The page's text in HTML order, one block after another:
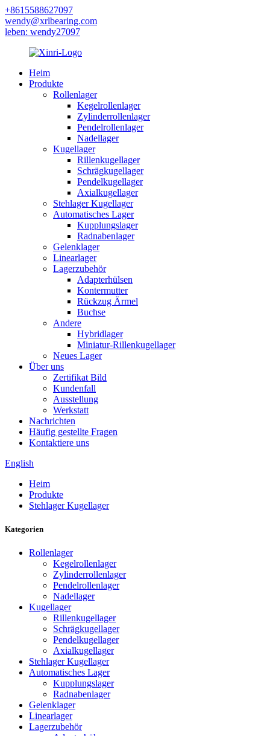
+8615588627097
wendy@xrlbearing.com
leben: wendy27097
Heim
Produkte
Rollenlager
Kegelrollenlager
Zylinderrollenlager
Pendelrollenlager
Nadellager
Kugellager
Rillenkugellager
Schrägkugellager
Pendelkugellager
Axialkugellager
Stehlager Kugellager
Automatisches Lager
Kupplungslager
Radnabenlager
Gelenklager
Linearlager
Lagerzubehör
Adapterhülsen
Kontermutter
Rückzug Ärmel
Buchse
Andere
Hybridlager
Miniatur-Rillenkugellager
Neues Lager
Über uns
Zertifikat Bild
Kundenfall
Ausstellung
Werkstatt
Nachrichten
Häufig gestellte Fragen
Kontaktiere uns
English
Heim
Produkte
Stehlager Kugellager
Kategorien
Rollenlager
Kegelrollenlager
Zylinderrollenlager
Pendelrollenlager
Nadellager
Kugellager
Rillenkugellager
Schrägkugellager
Pendelkugellager
Axialkugellager
Stehlager Kugellager
Automatisches Lager
Kupplungslager
Radnabenlager
Gelenklager
Linearlager
Lagerzubehör